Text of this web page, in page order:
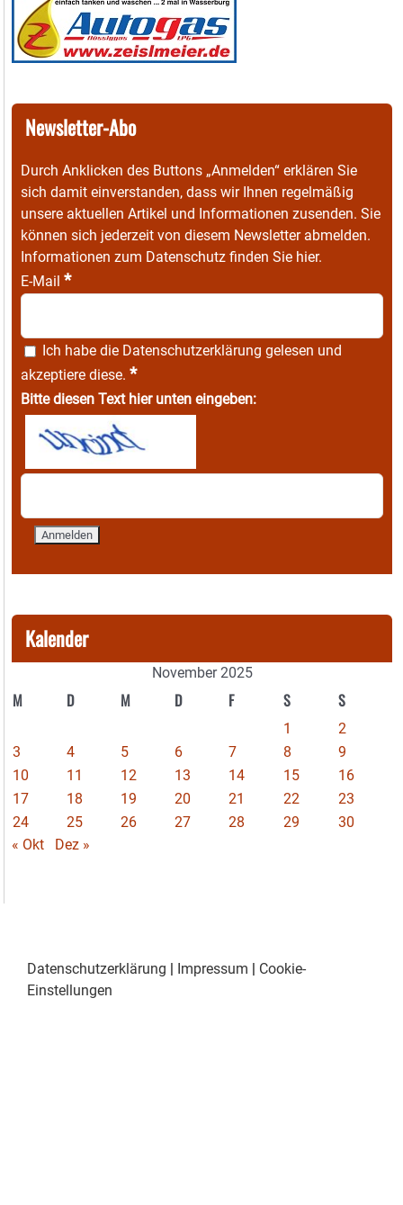
Newsletter-Abo
Durch Anklicken des Buttons „Anmelden“ erklären Sie
sich damit einverstanden, dass wir Ihnen regelmäßig
unsere aktuellen Artikel und Informationen zusenden. Sie
können sich jederzeit von diesem Newsletter abmelden.
Informationen zum Datenschutz finden Sie hier.
E-Mail *
Ich habe die Datenschutzerklärung gelesen und
akzeptiere diese. *
Bitte diesen Text hier unten eingeben:
Kalender
November 2025
M D M D F S S
1
2
3
4 5 6 7 8
9
10
11 12 13 14 15
16
17
18 19 20 21 22
23
24
25 26 27 28 29
30
« Okt
Dez »
Datenschutzerklärung | Impressum | Cookie-
Einstellungen